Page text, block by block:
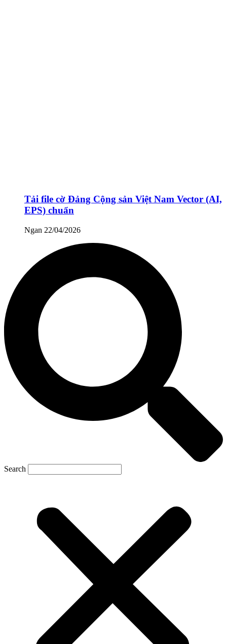
Tải file cờ Đảng Cộng sản Việt Nam Vector (AI,
EPS) chuẩn
Ngan 22/04/2026
Search